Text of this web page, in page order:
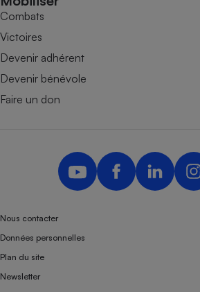
Combats
Victoires
Devenir adhérent
Devenir bénévole
Faire un don
Nous contacter
Données personnelles
Plan du site
Newsletter